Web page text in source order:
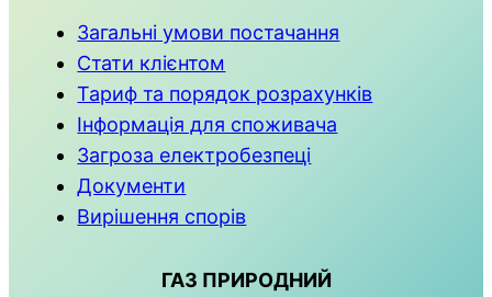
Загальні умови постачання
Стати клієнтом
Тариф та порядок розрахунків
Інформація для споживача
Загроза електробезпеці
Документи
Вирішення спорів
ГАЗ ПРИРОДНИЙ